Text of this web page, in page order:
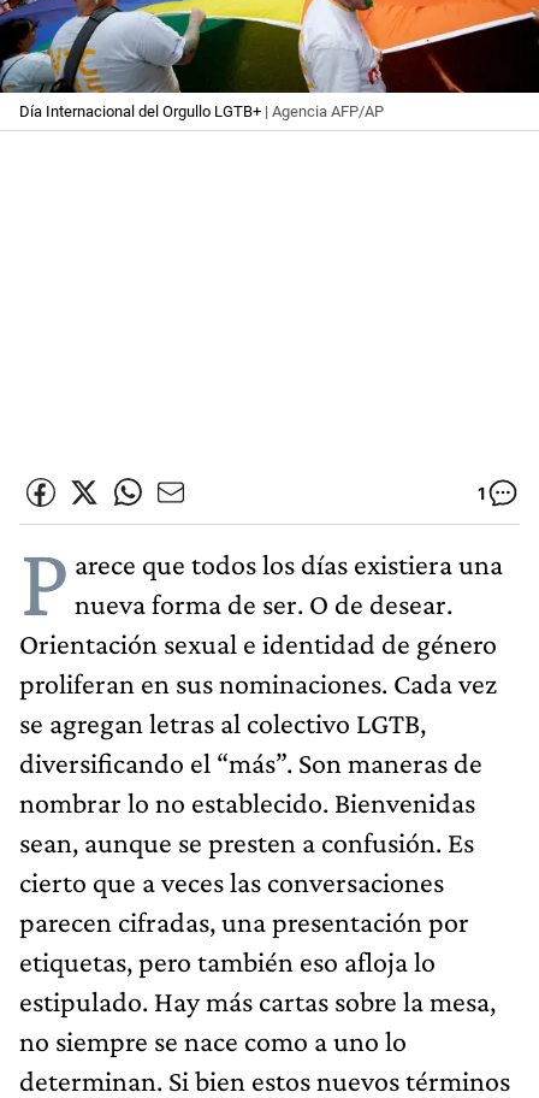
Día Internacional del Orgullo LGTB+ | Agencia AFP/AP
1
P arece que todos los días existiera una
nueva forma de ser. O de desear.
Orientación sexual e identidad de género
proliferan en sus nominaciones. Cada vez
se agregan letras al colectivo LGTB,
diversificando el “más”. Son maneras de
nombrar lo no establecido. Bienvenidas
sean, aunque se presten a confusión. Es
cierto que a veces las conversaciones
parecen cifradas, una presentación por
etiquetas, pero también eso afloja lo
estipulado. Hay más cartas sobre la mesa,
no siempre se nace como a uno lo
determinan. Si bien estos nuevos términos